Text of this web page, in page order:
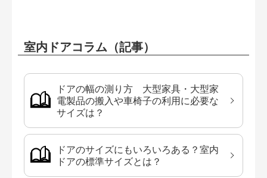
室内ドアコラム（記事）
ドアの幅の測り方 大型家具・大型家
電製品の搬入や車椅子の利用に必要な
サイズは？
ドアのサイズにもいろいろある？室内
ドアの標準サイズとは？